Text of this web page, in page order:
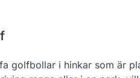
golfbollar i hinkar som är